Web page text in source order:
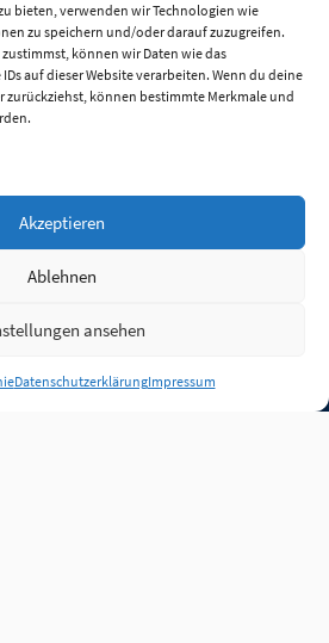
bieten, verwenden wir Technologien wie
zu speichern und/oder darauf zuzugreifen.
können wir Daten wie das
auf dieser Website verarbeiten. Wenn du deine
können bestimmte Merkmale und
Akzeptieren
Ablehnen
ansehen
DatenschutzerklärungImpressum
FAQ Quellen